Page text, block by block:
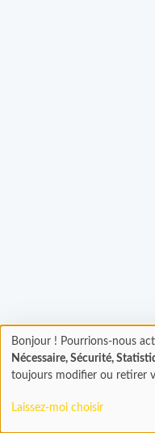
Chargement
En cours...
Bonjour ! Pourrions-nous
Nécessaire, Sécurité,
toujours modifier ou retirer
Laissez-moi choisir